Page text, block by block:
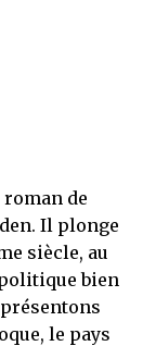
de
Il plonge
siècle, au
bien
le pays